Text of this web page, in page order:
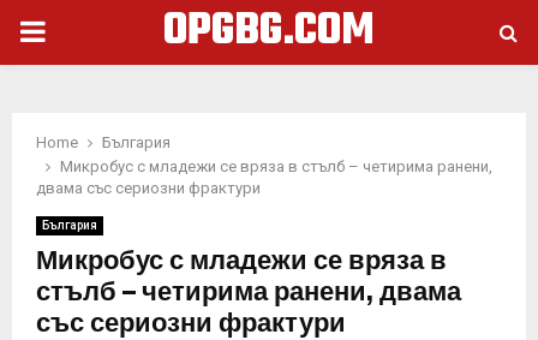
PRIMARY
OPGBG.COM
Home
България
Микробус с младежи се вряза в стълб – четирима ранени,
двама със сериозни фрактури
България
Микробус с младежи се вряза в
стълб – четирима ранени, двама
със сериозни фрактури